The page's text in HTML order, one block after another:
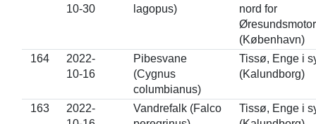
10-30
lagopus)
nord for
(København)
164
2022-
10-16
Pibesvane
(Cygnus
columbianus)
Tissø, Enge i
(Kalundborg)
163
2022-
Vandrefalk (Falco
Tissø, Enge i